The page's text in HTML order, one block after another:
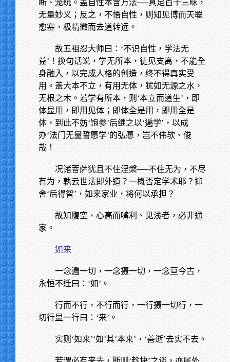
断、笼统。盖自性本含万法──具足百千三昧，
无量妙义；反之，不悟自性，则知见博而天聪
愈塞，极精微而去道转远。
故五祖忍大师曰：‘不识自性，学法无
益’！换句话说，学无所本，徒见支离，不能全
身融入，以完成人格的创造，终不得真实受
用。盖大本不立，有用无体，犹如无源之水，
无根之木。若学有所本，则‘本立而道生’，即
体显用，即用见体；即体全是用，即用全是
体，到此不妨‘饱参’后继之以‘遍学’，以成
办‘法门无量誓愿学’的弘愿，岂不伟欤、俊
哉！
况诸菩萨犹且不住涅槃──不住无为，不尽
有为，孰云世法即外道？一概否定学术耶？抑
舍‘后得智’，如来家业，将何以承担？
故知腹空、心高而嘴利、见浅者，必非通
家。
如来
一念遍一切，一念摄一切，一念亘今古，
永恒不迁曰：‘如’。
行而不行，不行而行，一行摄一切行，一
切行显一行曰：‘来’。
实则‘如来’‘如’其‘本来’，‘善逝’去实不去。